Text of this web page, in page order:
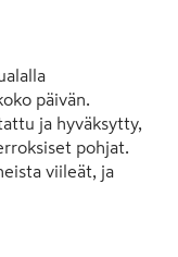
päivän.
ja hyväksytty,
pohjat.
viileät, ja
takaa